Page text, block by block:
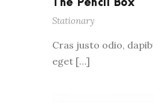
The Pencil Box
Stationary
Cras justo odio,
eget […]